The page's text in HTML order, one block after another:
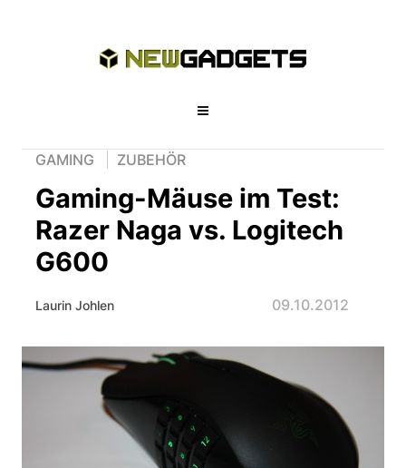
GAMING ZUBEHÖR
Gaming-Mäuse im Test:
Razer Naga vs. Logitech
G600
Laurin Johlen 09.10.2012